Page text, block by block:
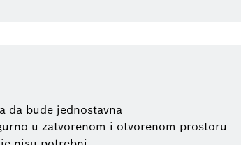
da bude jednostavna
u zatvorenom i otvorenom prostoru